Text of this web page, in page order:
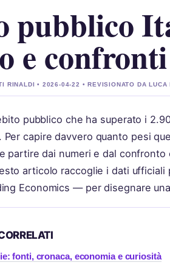
pubblico
e
RINALDI • 2026-04-22 • REVISIONATO DA LUCA
pubblico che ha superato i
Per capire davvero quanto pesi
partire dai numeri e dal
articolo raccoglie i dati
Economics — per disegnare
fonti, cronaca, economia e curiosità